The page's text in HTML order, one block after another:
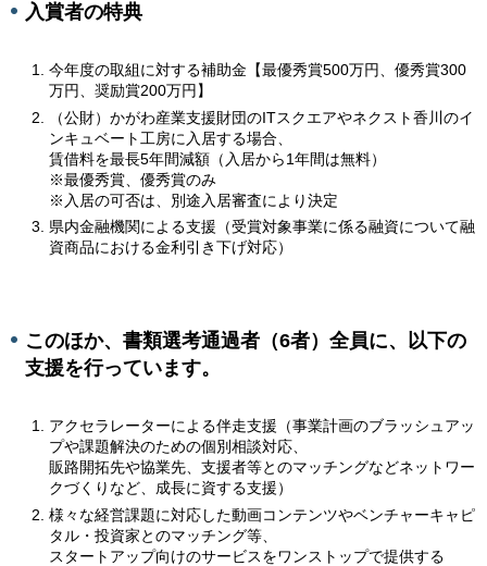
入賞者の特典
今年度の取組に対する補助金【最優秀賞500万円、優秀賞300
万円、奨励賞200万円】
（公財）かがわ産業支援財団のITスクエアやネクスト香川のイ
ンキュベート工房に入居する場合、
賃借料を最長5年間減額（入居から1年間は無料）
※最優秀賞、優秀賞のみ
※入居の可否は、別途入居審査により決定
県内金融機関による支援（受賞対象事業に係る融資について融
資商品における金利引き下げ対応）
このほか、書類選考通過者（6者）全員に、以下の
支援を行っています。
アクセラレーターによる伴走支援（事業計画のブラッシュアッ
プや課題解決のための個別相談対応、
販路開拓先や協業先、支援者等とのマッチングなどネットワー
クづくりなど、成長に資する支援）
様々な経営課題に対応した動画コンテンツやベンチャーキャピ
タル・投資家とのマッチング等、
スタートアップ向けのサービスをワンストップで提供する